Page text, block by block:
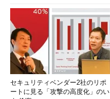
セキュリティベンダー2社のリポ
ートに見る「攻撃の高度化」のい